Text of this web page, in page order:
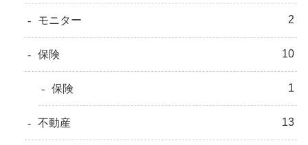
モニター 2
保険 10
保険 1
不動産 13